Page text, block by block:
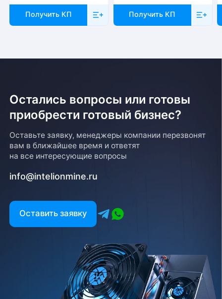
Получить КП Получить КП
Остались вопросы или готовы
приобрести готовый бизнес?
Оставьте заявку, менеджеры компании перезвонят
вам в ближайшее время и ответят
на все интересующие вопросы
info@intelionmine.ru
Оставить заявку